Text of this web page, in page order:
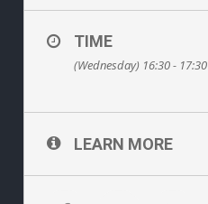
TIME
(Wednesday) 16:30 - 17:30
LEARN MORE